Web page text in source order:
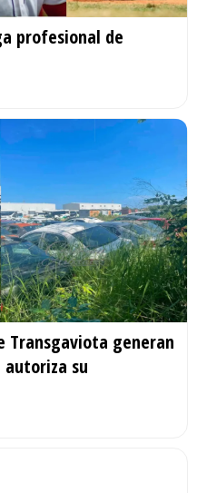
profesional de
Transgaviota generan
su